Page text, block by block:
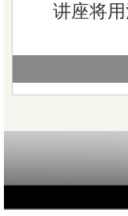
讲座将用